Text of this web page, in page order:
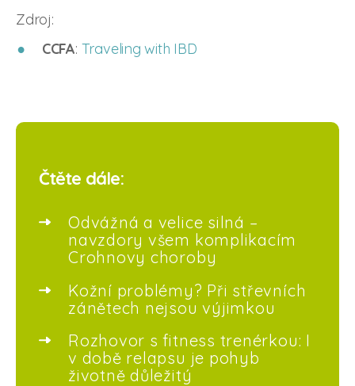
Čtěte dále:
Odvážná a velice silná –
navzdory všem komplikacím
Crohnovy choroby
Kožní problémy? Při střevních
zánětech nejsou výjimkou
Rozhovor s fitness trenérkou: I
v době relapsu je pohyb
životně důležitý
Zdroj:
CCFA: Traveling with IBD